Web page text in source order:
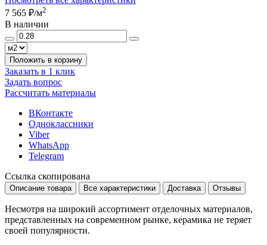
7 565 ₽/м2
В наличии
Положить в корзину
Заказать в 1 клик
Задать вопрос
Рассчитать материалы
ВКонтакте
Одноклассники
Viber
WhatsApp
Telegram
Ссылка скопирована
Описание товара Все характеристики Доставка Отзывы
Несмотря на широкий ассортимент отделочных материалов,
представленных на современном рынке, керамика не теряет
своей популярности.